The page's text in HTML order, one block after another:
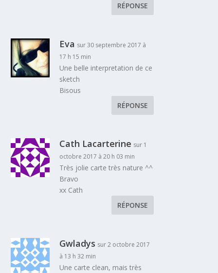
RÉPONSE
Eva sur 30 septembre 2017 à
17 h 15 min
Une belle interpretation de ce
sketch
Bisous
RÉPONSE
Cath Lacarterine sur 1
octobre 2017 à 20 h 03 min
Très jolie carte très nature ^^
Bravo
xx Cath
RÉPONSE
Gwladys sur 2 octobre 2017
à 13 h 32 min
Une carte clean, mais très